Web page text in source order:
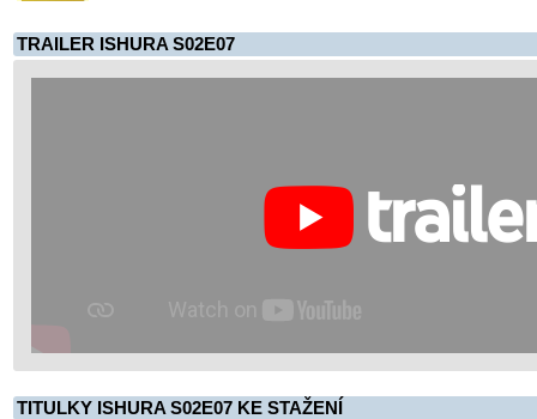
TRAILER ISHURA S02E07
TITULKY ISHURA S02E07 KE STAŽENÍ